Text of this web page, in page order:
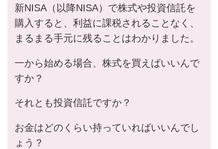
新NISA（以降NISA）で株式や投資信託を
購入すると、利益に課税されることなく、
まるまる手元に残ることはわかりました。
一から始める場合、株式を買えばいいんで
すか？
それとも投資信託ですか？
お金はどのくらい持っていればいいんでし
ょう？